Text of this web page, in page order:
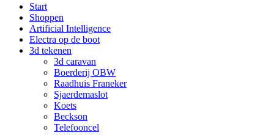
Start
Shoppen
Artificial Intelligence
Electra op de boot
3d tekenen
3d caravan
Boerderij OBW
Raadhuis Franeker
Sjaerdemaslot
Koets
Beckson
Telefooncel